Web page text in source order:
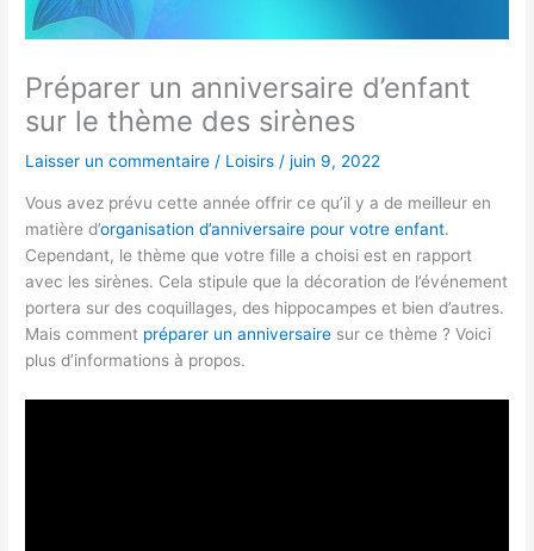
Préparer un anniversaire d’enfant
sur le thème des sirènes
Laisser un commentaire / Loisirs /juin 9, 2022
Vous avez prévu cette année offrir ce qu’il y a de meilleur en
matière d’organisation d’anniversaire pour votre enfant.
Cependant, le thème que votre fille a choisi est en rapport
avec les sirènes. Cela stipule que la décoration de l’événement
portera sur des coquillages, des hippocampes et bien d’autres.
Mais comment préparer un anniversaire sur ce thème ? Voici
plus d’informations à propos.